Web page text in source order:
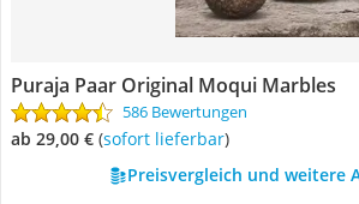
Puraja Paar Original Moqui Marbles
586 Bewertungen
ab 29,00 € ( Sofort lieferbar)
Preisvergleich und weitere